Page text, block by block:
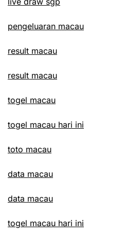
pengeluaran macau
result macau
result macau
togel macau
togel macau hari ini
toto macau
data macau
data macau
togel macau hari ini